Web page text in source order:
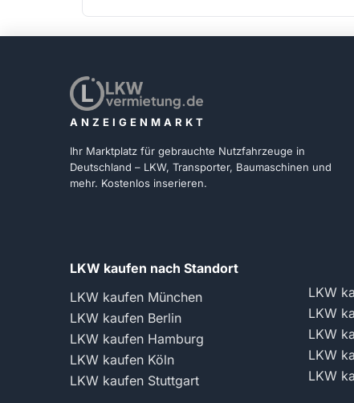
ANZEIGENMARKT
Ihr Marktplatz für gebrauchte Nutzfahrzeuge in
Deutschland – LKW, Transporter, Baumaschinen und
mehr. Kostenlos inserieren.
LKW kaufen nach Standort
LKW kaufen München
LKW kaufen Berlin
LKW kaufen Hamburg
LKW kaufen Köln
LKW kaufen Stuttgart
LKW
LKW
LKW
LKW
LKW